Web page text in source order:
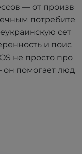
— от произв
потребите
сет
и поис
не просто про
он помогает люд